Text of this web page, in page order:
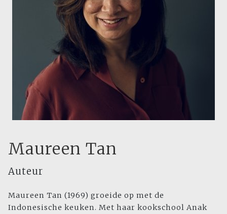
Maureen Tan
Auteur
Maureen Tan (1969) groeide op met de
Indonesische keuken. Met haar kookschool Anak